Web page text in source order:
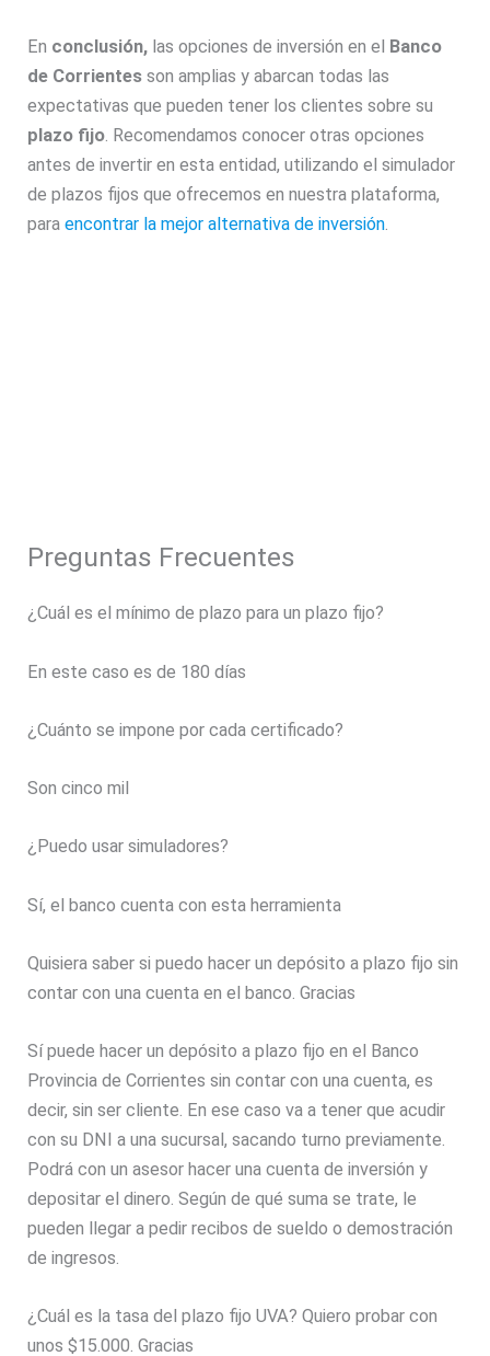
En conclusión, las opciones de inversión en el Banco
de Corrientes son amplias y abarcan todas las
expectativas que pueden tener los clientes sobre su
plazo fijo. Recomendamos conocer otras opciones
antes de invertir en esta entidad, utilizando el simulador
de plazos fijos que ofrecemos en nuestra plataforma,
paraencontrar la mejor alternativa de inversión.
Preguntas Frecuentes
¿Cuál es el mínimo de plazo para un plazo fijo?
En este caso es de 180 días
¿Cuánto se impone por cada certificado?
Son cinco mil
¿Puedo usar simuladores?
Sí, el banco cuenta con esta herramienta
Quisiera saber si puedo hacer un depósito a plazo fijo sin
contar con una cuenta en el banco. Gracias
Sí puede hacer un depósito a plazo fijo en el Banco
Provincia de Corrientes sin contar con una cuenta, es
decir, sin ser cliente. En ese caso va a tener que acudir
con su DNI a una sucursal, sacando turno previamente.
Podrá con un asesor hacer una cuenta de inversión y
depositar el dinero. Según de qué suma se trate, le
pueden llegar a pedir recibos de sueldo o demostración
de ingresos.
¿Cuál es la tasa del plazo fijo UVA? Quiero probar con
unos $15.000. Gracias